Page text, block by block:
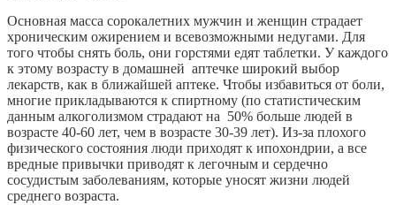
Основная масса сорокалетних мужчин и женщин страдает
хроническим ожирением и всевозможными недугами. Для
того чтобы снять боль, они горстями едят таблетки. У каждого
к этому возрасту в домашней аптечке широкий выбор
лекарств, как в ближайшей аптеке. Чтобы избавиться от боли,
многие прикладываются к спиртному (по статистическим
данным алкоголизмом страдают на 50% больше людей в
возрасте 40-60 лет, чем в возрасте 30-39 лет). Из-за плохого
физического состояния люди приходят к ипохондрии, а все
вредные привычки приводят к легочным и сердечно
сосудистым заболеваниям, которые уносят жизни людей
среднего возраста.